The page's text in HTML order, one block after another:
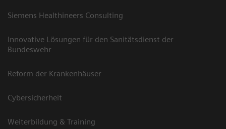
Siemens Healthineers Consulting
Innovative Lösungen für den Sanitätsdienst der
Bundeswehr
Reform der Krankenhäuser
Cybersicherheit
Weiterbildung & Training